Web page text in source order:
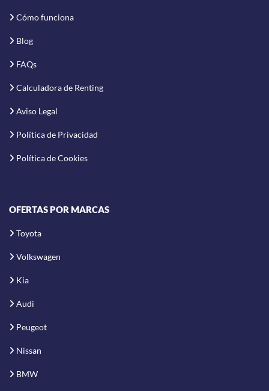
Cómo funciona
Blog
FAQs
Calculadora de Renting
Aviso Legal
Política de Privacidad
Política de Cookies
OFERTAS POR MARCAS
Toyota
Volkswagen
Kia
Audi
Peugeot
Nissan
BMW